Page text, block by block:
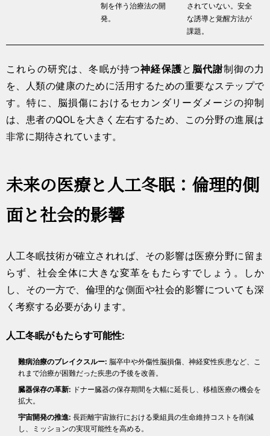
制を伴う治療法の開
発。
されていない。安全
な誘導と覚醒方法が
課題。
これらの研究は、冬眠が持つ神経保護と 脳代謝制御の力
を、人類の健康のために活用するための重要なステップで
す。特に、脳損傷におけるセカンダリーダメージの抑制
は、患者のQOLを大きく左右するため、この分野の進展は
非常に期待されています。
未来の医療と人工冬眠：倫理的側
面と社会的影響
人工冬眠技術が確立されれば、その影響は医療分野に留ま
らず、社会全体に大きな変革をもたらすでしょう。しか
し、その一方で、倫理的な側面や社会的影響についても深
く考察する必要があります。
人工冬眠がもたらす可能性:
難病治療のブレイクスルー: 脳卒中や外傷性脳損傷、神経変性疾患など、こ
れまで治療が困難だった疾患の予後を改善。
臓器保存の革新: ドナー臓器の保存期間を大幅に延長し、移植医療の機会を
拡大。
宇宙開発の推進: 長距離宇宙旅行における乗組員の生命維持コストを削減
し、ミッションの実現可能性を高める。